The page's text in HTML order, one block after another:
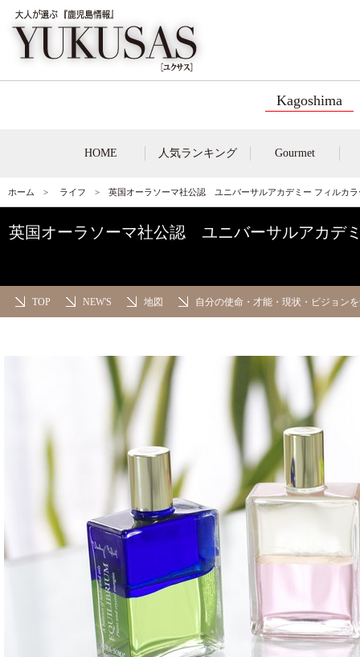
Kagoshima
HOME 人気ランキング Gourmet
ホーム > ライフ > 英国オーラソーマ社公認 ユニバーサルアカデミー フィルカ
英国オーラソーマ社公認 ユニバーサルアカデ
TOP NEW'S 地図 自分の使命・才能・現状・ビジョン